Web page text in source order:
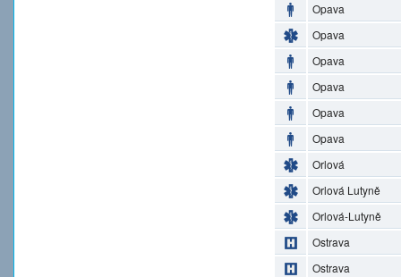
Opava
Opava
Opava
Opava
Opava
Opava
Orlová
Orlová Lutyně
Orlová-Lutyně
Ostrava
Ostrava